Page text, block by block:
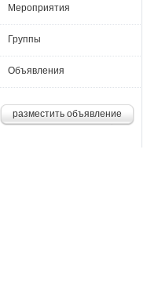
Мероприятия
Группы
Объявления
разместить объявление